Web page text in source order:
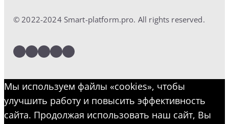
© 2022-2024 Smart-platform.pro. All rights reserved.
LinkedIn
Facebook
Twitter
Instagram
YouTube
Мы используем файлы «cookies», чтобы
улучшить работу и повысить эффективность
сайта. Продолжая использовать наш сайт, Вы